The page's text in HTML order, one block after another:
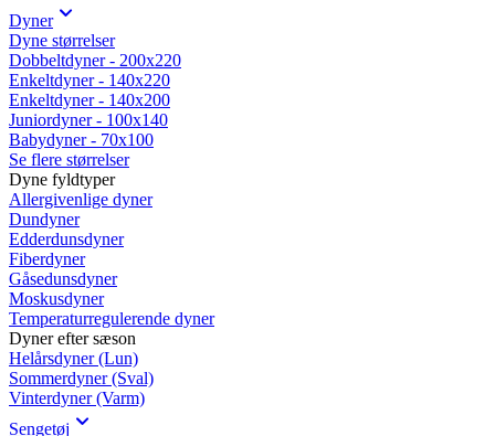
Dyner
Dyne størrelser
Dobbeltdyner - 200x220
Enkeltdyner - 140x220
Enkeltdyner - 140x200
Juniordyner - 100x140
Babydyner - 70x100
Se flere størrelser
Dyne fyldtyper
Allergivenlige dyner
Dundyner
Edderdunsdyner
Fiberdyner
Gåsedunsdyner
Moskusdyner
Temperaturregulerende dyner
Dyner efter sæson
Helårsdyner (Lun)
Sommerdyner (Sval)
Vinterdyner (Varm)
Sengetøj